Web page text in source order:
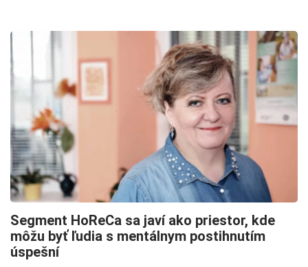
Segment HoReCa sa javí ako priestor, kde
môžu byť ľudia s mentálnym postihnutím
úspešní